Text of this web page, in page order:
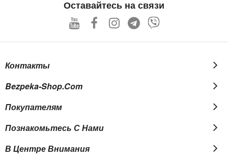
Оставайтесь на связи
Контакты
Bezpeka-Shop.com
Покупателям
Познакомьтесь С Нами
В Центре Внимания